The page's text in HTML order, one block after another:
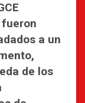
a un
de los